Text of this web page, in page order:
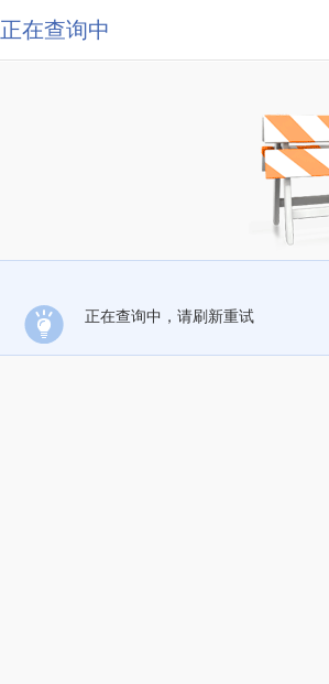
正在查询中
正在查询中，请刷新重试